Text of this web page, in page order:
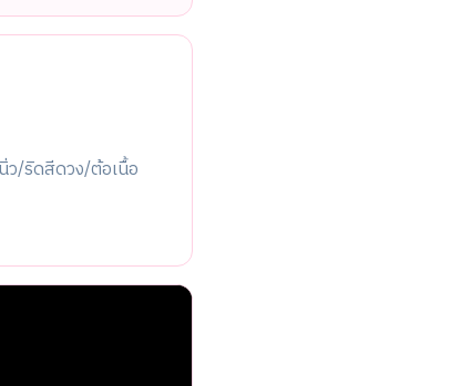
ว/ริดสีดวง/ต้อเนื้อ